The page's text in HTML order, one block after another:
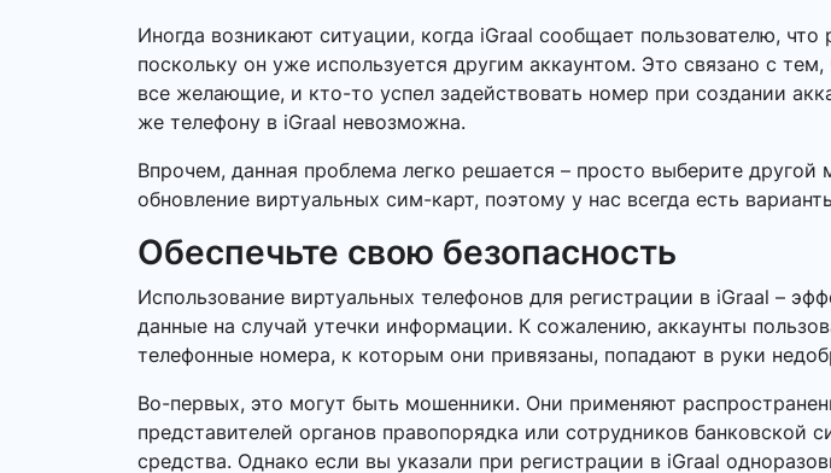
Иногда возникают ситуации, когда iGraal сообщает пользователю,
поскольку он уже используется другим аккаунтом. Это связано с
все желающие, и кто-то успел задействовать номер при создании
же телефону в iGraal невозможна.
Впрочем, данная проблема легко решается – просто выберите
обновление виртуальных сим-карт, поэтому у нас всегда есть
Обеспечьте свою безопасность
Использование виртуальных телефонов для регистрации в iGraal –
данные на случай утечки информации. К сожалению, аккаунты
телефонные номера, к которым они привязаны, попадают в руки
Во-первых, это могут быть мошенники. Они применяют
представителей органов правопорядка или сотрудников
средства. Однако если вы указали при регистрации в iGraal